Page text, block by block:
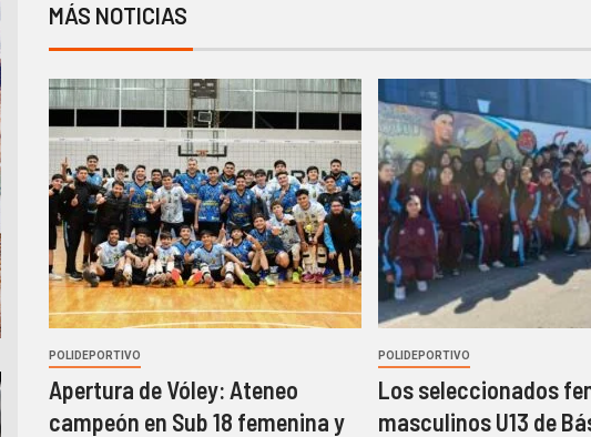
MÁS NOTICIAS
POLIDEPORTIVO
Apertura de Vóley: Ateneo
campeón en Sub 18 femenina y
POLIDEPORTIVO
Los seleccionados
masculinos U13 de